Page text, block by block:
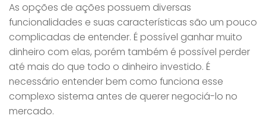
As opções de ações possuem diversas
funcionalidades e suas características são um pouco
complicadas de entender. É possível ganhar muito
dinheiro com elas, porém também é possível perder
até mais do que todo o dinheiro investido. É
necessário entender bem como funciona esse
complexo sistema antes de querer negociá-lo no
mercado.